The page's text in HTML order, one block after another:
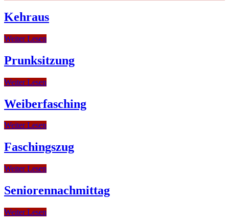
Kehraus
Weiter Lesen
Prunksitzung
Weiter Lesen
Weiberfasching
Weiter Lesen
Faschingszug
Weiter Lesen
Seniorennachmittag
Weiter Lesen